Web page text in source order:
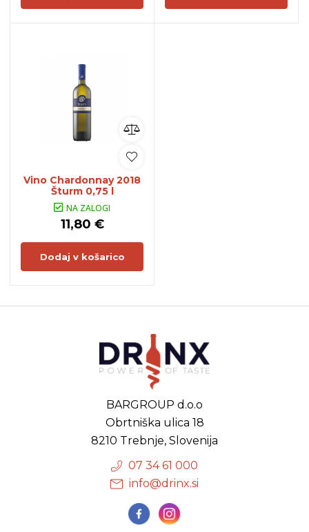
Vino Chardonnay 2018
Šturm 0,75 l
NA ZALOGI
11,80 €
Dodaj v košarico
BARGROUP d.o.o
Obrtniška ulica 18
8210 Trebnje, Slovenija
07 34 61 000
info@drinx.si